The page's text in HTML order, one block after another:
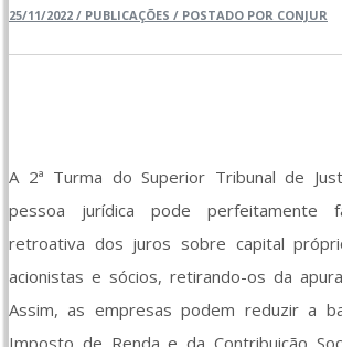
25/11/2022 / PUBLICAÇÕES / POSTADO POR CONJUR
A 2ª Turma do Superior Tribunal de
pessoa jurídica pode perfeitamente
retroativa dos juros sobre capital
acionistas e sócios, retirando-os da
Assim, as empresas podem reduzir a
Imposto de Renda e da Contribuição